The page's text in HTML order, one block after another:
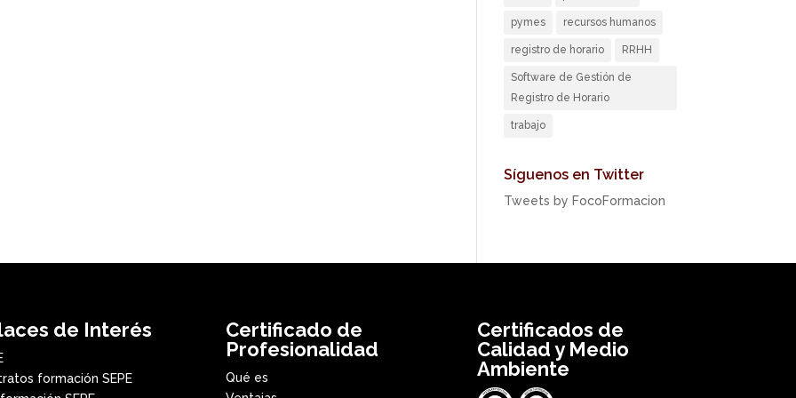
pymes recursos humanos
registro de horario RRHH
Software de Gestión de
Registro de Horario
trabajo
Síguenos en Twitter
Tweets by FocoFormacion
de Interés
formación SEPE
Certificado de
Profesionalidad
Qué es
Certificados de
Calidad y Medio
Ambiente